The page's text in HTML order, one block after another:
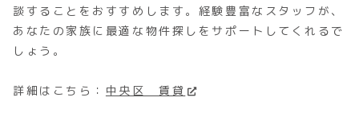
談することをおすすめします。経験豊富なスタッフが、
あなたの家族に最適な物件探しをサポートしてくれるで
しょう。
詳細はこちら： 中央区 賃貸